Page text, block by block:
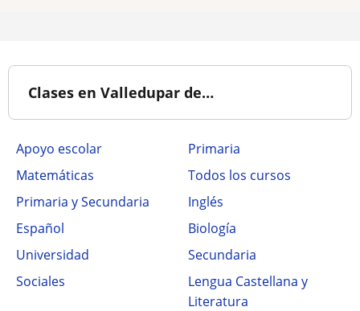
Clases en Valledupar de…
Apoyo escolar
Primaria
Matemáticas
Todos los cursos
Primaria y Secundaria
Inglés
Español
Biología
Universidad
Secundaria
Sociales
Lengua Castellana y
Literatura